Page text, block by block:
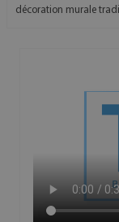
décoration murale